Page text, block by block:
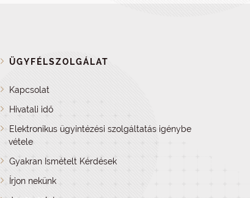
ÜGYFÉLSZOLGÁLAT
Kapcsolat
Hivatali idő
Elektronikus ügyintézési szolgáltatás igénybe
vétele
Gyakran Ismételt Kérdések
Írjon nekünk